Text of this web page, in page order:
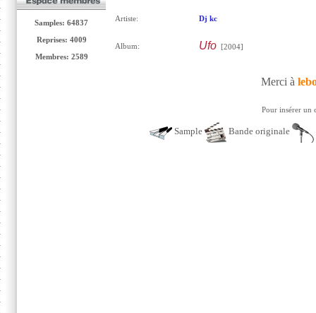
Samples: 64837
Reprises: 4009
Membres: 2589
Artiste: Dj kc
Album: Ufo[2004]
Merci à
Pour insérer un
Sample Bande originale